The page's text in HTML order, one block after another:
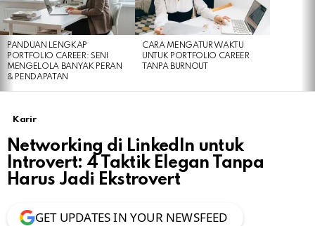
PANDUAN LENGKAP
PORTFOLIO CAREER: SENI
MENGELOLA BANYAK PERAN
& PENDAPATAN
CARA MENGATUR WAKTU
UNTUK PORTFOLIO CAREER
TANPA BURNOUT
Karir
Networking di LinkedIn untuk
Introvert: 4 Taktik Elegan Tanpa
Harus Jadi Ekstrovert
GET UPDATES IN YOUR NEWSFEED